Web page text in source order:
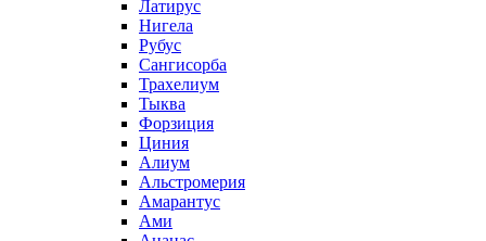
Латирус
Нигела
Рубус
Сангисорба
Трахелиум
Тыква
Форзиция
Циния
Алиум
Альстромерия
Амарантус
Ами